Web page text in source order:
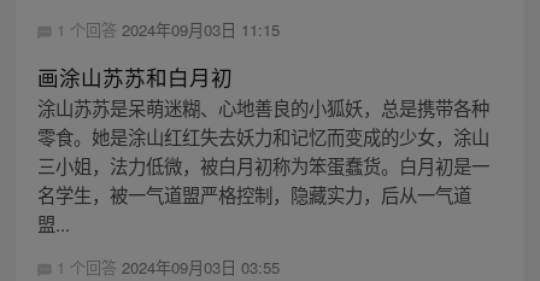
1 个回答 2024年09月03日 11:15
画涂山苏苏和白月初
涂山苏苏是呆萌迷糊、心地善良的小狐妖，总是携带各种
零食。她是涂山红红失去妖力和记忆而变成的少女，涂山
三小姐，法力低微，被白月初称为笨蛋蠢货。白月初是一
名学生，被一气道盟严格控制，隐藏实力，后从一气道
盟...
1 个回答 2024年09月03日 03:55